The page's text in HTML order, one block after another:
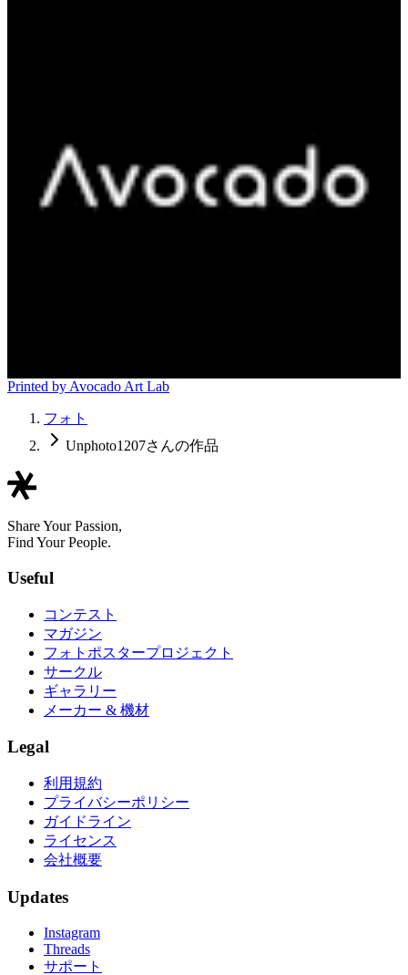
Printed by Avocado Art Lab
フォト
Unphoto1207さんの作品
Share Your Passion,
Find Your People.
Useful
コンテスト
マガジン
フォトポスタープロジェクト
サークル
ギャラリー
メーカー & 機材
Legal
利用規約
プライバシーポリシー
ガイドライン
ライセンス
会社概要
Updates
Instagram
Threads
サポート